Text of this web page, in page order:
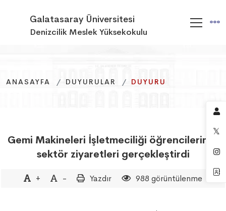
Galatasaray Üniversitesi
Denizcilik Meslek Yüksekokulu
ANASAYFA DUYURULAR DUYURU
ANASAYFA DUYURULAR DUYURU
ANASAYFA DUYURULAR DUYURU
Gemi Makineleri İşletmeciliği öğrencilerimiz
sektör ziyaretleri gerçekleştirdi
+ - Yazdır 988 görüntülenme